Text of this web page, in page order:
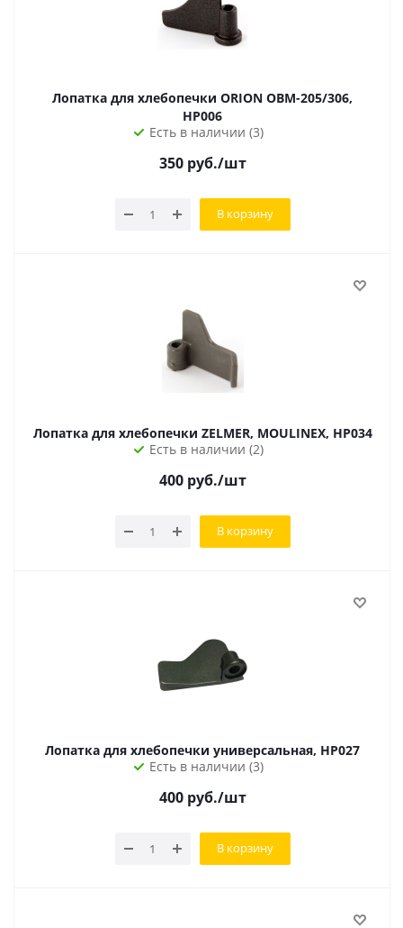
Лопатка для хлебопечки ORION OBM-205/306,
HP006
Есть в наличии (3)
350руб./шт
В корзину
Лопатка для хлебопечки ZELMER, MOULINEX, HP034
Есть в наличии (2)
400руб./шт
В корзину
Лопатка для хлебопечки универсальная, HP027
Есть в наличии (3)
400руб./шт
В корзину